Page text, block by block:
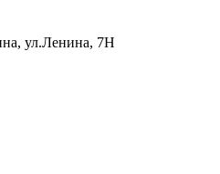
ул.Ленина, 7Н